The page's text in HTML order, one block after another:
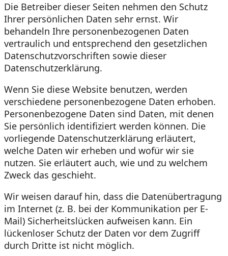
Die Betreiber dieser Seiten nehmen den Schutz
Ihrer persönlichen Daten sehr ernst. Wir
behandeln Ihre personenbezogenen Daten
vertraulich und entsprechend den gesetzlichen
Datenschutzvorschriften sowie dieser
Datenschutzerklärung.
Wenn Sie diese Website benutzen, werden
verschiedene personenbezogene Daten erhoben.
Personenbezogene Daten sind Daten, mit denen
Sie persönlich identifiziert werden können. Die
vorliegende Datenschutzerklärung erläutert,
welche Daten wir erheben und wofür wir sie
nutzen. Sie erläutert auch, wie und zu welchem
Zweck das geschieht.
Wir weisen darauf hin, dass die Datenübertragung
im Internet (z. B. bei der Kommunikation per E-
Mail) Sicherheitslücken aufweisen kann. Ein
lückenloser Schutz der Daten vor dem Zugriff
durch Dritte ist nicht möglich.